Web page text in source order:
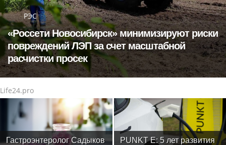
РЭС
«Россети Новосибирск» минимизируют риски
повреждений ЛЭП за счет масштабной
расчистки просек
Life24.pro
Гастроэнтеролог Садыков
PUNKT E: 5 лет развития